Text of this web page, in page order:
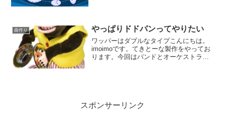
曲作り やっぱりドドパンってやりたい
ワッパーはダブルなタイプこんにちは。
imoimoです。てきとーな製作をやってお
ります。今回はバンドとオーケストラの
スポンサーリンク